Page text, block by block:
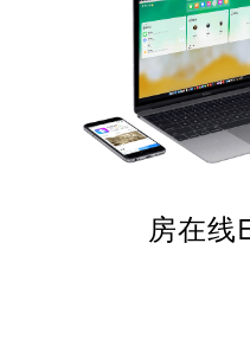
房在线